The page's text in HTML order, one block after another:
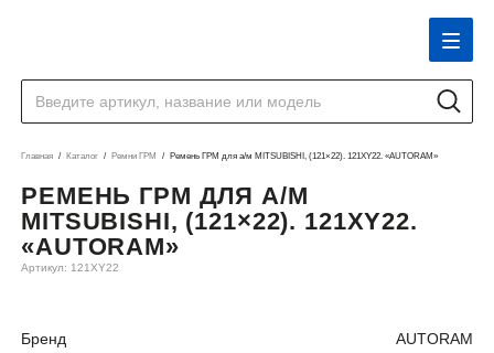
Главная Каталог Ремни ГРМ Ремень ГРМ для а/м MITSUBISHI, (121×22). 121XY22. «AUTORAM»
РЕМЕНЬ ГРМ ДЛЯ А/М
MITSUBISHI, (121×22). 121XY22.
«AUTORAM»
Артикул: 121XY22
Бренд
AUTORAM